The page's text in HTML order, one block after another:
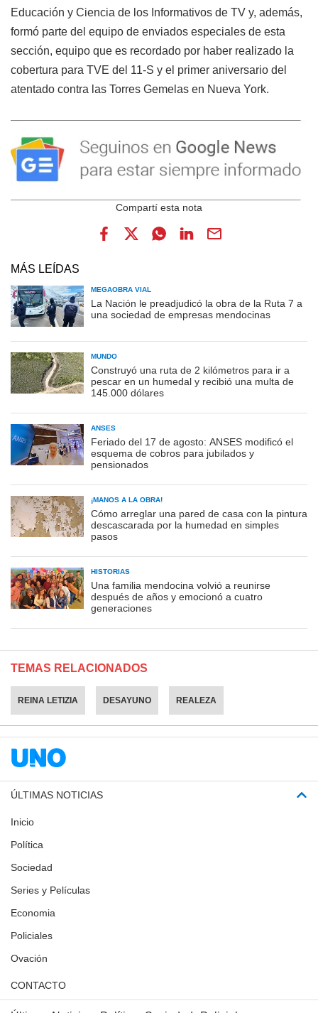
Educación y Ciencia de los Informativos de TV y, además,
formó parte del equipo de enviados especiales de esta
sección, equipo que es recordado por haber realizado la
cobertura para TVE del 11-S y el primer aniversario del
atentado contra las Torres Gemelas en Nueva York.
MÁS LEÍDAS
MEGAOBRA VIAL
La Nación le preadjudicó la obra de la Ruta 7 a
una sociedad de empresas mendocinas
MUNDO
Construyó una ruta de 2 kilómetros para ir a
pescar en un humedal y recibió una multa de
145.000 dólares
ANSES
Feriado del 17 de agosto: ANSES modificó el
esquema de cobros para jubilados y
pensionados
¡MANOS A LA OBRA!
Cómo arreglar una pared de casa con la pintura
descascarada por la humedad en simples
pasos
HISTORIAS
Una familia mendocina volvió a reunirse
después de años y emocionó a cuatro
generaciones
TEMAS RELACIONADOS
REINA LETIZIA DESAYUNO REALEZA
ÚLTIMAS NOTICIAS
Inicio
Política
Sociedad
Series y Películas
Economia
Policiales
Ovación
CONTACTO